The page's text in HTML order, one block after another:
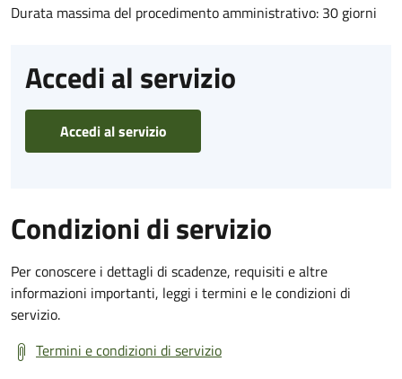
Durata massima del procedimento amministrativo: 30 giorni
Accedi al servizio
Accedi al servizio
Condizioni di servizio
Per conoscere i dettagli di scadenze, requisiti e altre
informazioni importanti, leggi i termini e le condizioni di
servizio.
Termini e condizioni di servizio